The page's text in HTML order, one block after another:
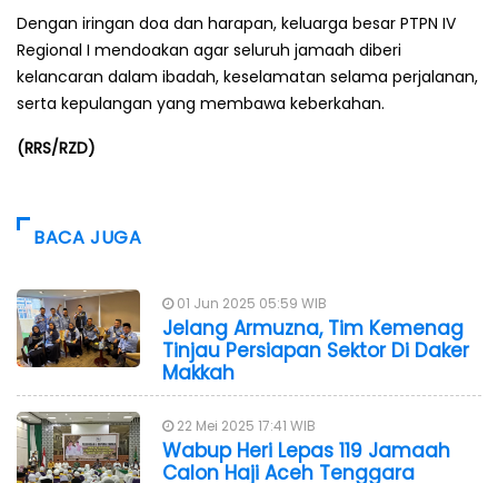
Dengan iringan doa dan harapan, keluarga besar PTPN IV
Regional I mendoakan agar seluruh jamaah diberi
kelancaran dalam ibadah, keselamatan selama perjalanan,
serta kepulangan yang membawa keberkahan.
(RRS/RZD)
BACA JUGA
01 Jun 2025 05:59 WIB
Jelang Armuzna, Tim Kemenag
Tinjau Persiapan Sektor Di Daker
Makkah
22 Mei 2025 17:41 WIB
Wabup Heri Lepas 119 Jamaah
Calon Haji Aceh Tenggara